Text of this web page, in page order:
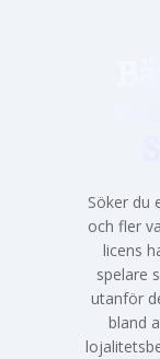
Söker du
och fler
licens
spelare
utanför
bland